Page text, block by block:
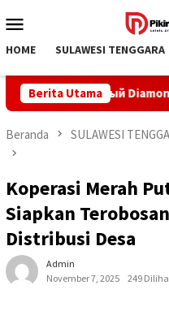
ke
Mobile
HOME SULAWESI TENGGARA
Berita Utama
Официальный Diamond
Beranda SULAWESI
Koperasi Merah
Siapkan
Distribusi Desa
Admin
November 7, 2025
249